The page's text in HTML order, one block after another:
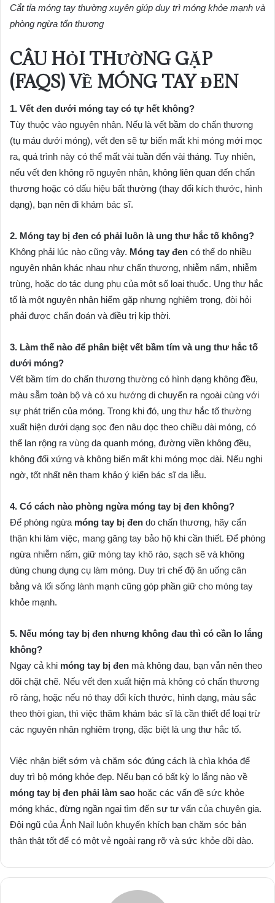
Cắt tỉa móng tay thường xuyên giúp duy trì móng khỏe mạnh và
phòng ngừa tổn thương
CÂU HỎI THƯỜNG GẶP
(FAQS) VỀ MÓNG TAY ĐEN
1. Vết đen dưới móng tay có tự hết không?
Tùy thuộc vào nguyên nhân. Nếu là vết bầm do chấn thương
(tụ máu dưới móng), vết đen sẽ tự biến mất khi móng mới mọc
ra, quá trình này có thể mất vài tuần đến vài tháng. Tuy nhiên,
nếu vết đen không rõ nguyên nhân, không liên quan đến chấn
thương hoặc có dấu hiệu bất thường (thay đổi kích thước, hình
dạng), bạn nên đi khám bác sĩ.
2. Móng tay bị đen có phải luôn là ung thư hắc tố không?
Không phải lúc nào cũng vậy. Móng tay đen có thể do nhiều
nguyên nhân khác nhau như chấn thương, nhiễm nấm, nhiễm
trùng, hoặc do tác dụng phụ của một số loại thuốc. Ung thư hắc
tố là một nguyên nhân hiếm gặp nhưng nghiêm trọng, đòi hỏi
phải được chẩn đoán và điều trị kịp thời.
3. Làm thế nào để phân biệt vết bầm tím và ung thư hắc tố
dưới móng?
Vết bầm tím do chấn thương thường có hình dạng không đều,
màu sẫm toàn bộ và có xu hướng di chuyển ra ngoài cùng với
sự phát triển của móng. Trong khi đó, ung thư hắc tố thường
xuất hiện dưới dạng sọc đen nâu dọc theo chiều dài móng, có
thể lan rộng ra vùng da quanh móng, đường viền không đều,
không đối xứng và không biến mất khi móng mọc dài. Nếu nghi
ngờ, tốt nhất nên tham khảo ý kiến bác sĩ da liễu.
4. Có cách nào phòng ngừa móng tay bị đen không?
Để phòng ngừa móng tay bị đen do chấn thương, hãy cẩn
thận khi làm việc, mang găng tay bảo hộ khi cần thiết. Để phòng
ngừa nhiễm nấm, giữ móng tay khô ráo, sạch sẽ và không
dùng chung dụng cụ làm móng. Duy trì chế độ ăn uống cân
bằng và lối sống lành mạnh cũng góp phần giữ cho móng tay
khỏe mạnh.
5. Nếu móng tay bị đen nhưng không đau thì có cần lo lắng
không?
Ngay cả khi móng tay bị đen mà không đau, bạn vẫn nên theo
dõi chặt chẽ. Nếu vết đen xuất hiện mà không có chấn thương
rõ ràng, hoặc nếu nó thay đổi kích thước, hình dạng, màu sắc
theo thời gian, thì việc thăm khám bác sĩ là cần thiết để loại trừ
các nguyên nhân nghiêm trọng, đặc biệt là ung thư hắc tố.
Việc nhận biết sớm và chăm sóc đúng cách là chìa khóa để
duy trì bộ móng khỏe đẹp. Nếu bạn có bất kỳ lo lắng nào về
móng tay bị đen phải làm sao hoặc các vấn đề sức khỏe
móng khác, đừng ngần ngại tìm đến sự tư vấn của chuyên gia.
Đội ngũ của Ảnh Nail luôn khuyến khích bạn chăm sóc bản
thân thật tốt để có một vẻ ngoài rạng rỡ và sức khỏe dồi dào.